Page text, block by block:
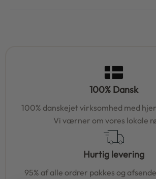
100% Dansk
100% danskejet virksomhed med
Vi værner om vores lokale
Hurtig levering
95% af alle ordrer pakkes og